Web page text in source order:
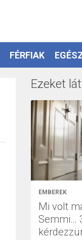
FÉRFIAK
Ezeket
EMBEREK
Mi volt
Semmi…